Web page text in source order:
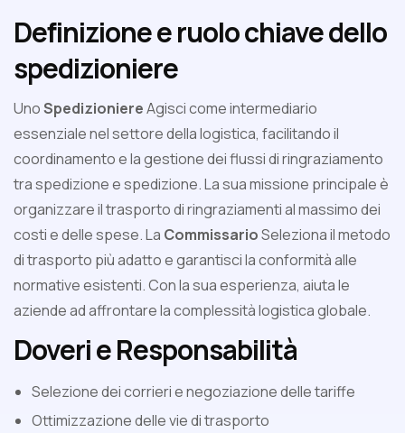
Definizione e ruolo chiave dello
spedizioniere
UnoSpedizioniereAgisci come intermediario
essenziale nel settore della logistica, facilitando il
coordinamento e la gestione dei flussi di ringraziamento
tra spedizione e spedizione. La sua missione principale è
organizzare il trasporto di ringraziamenti al massimo dei
costi e delle spese. La CommissarioSeleziona il metodo
di trasporto più adatto e garantisci la conformità alle
normative esistenti. Con la sua esperienza, aiuta le
aziende ad affrontare la complessità logistica globale.
Doveri e Responsabilità
Selezione dei corrieri e negoziazione delle tariffe
Ottimizzazione delle vie di trasporto